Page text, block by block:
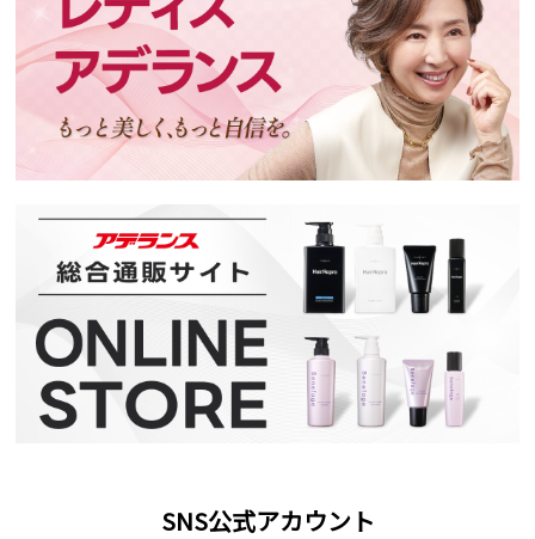
SNS公式アカウント